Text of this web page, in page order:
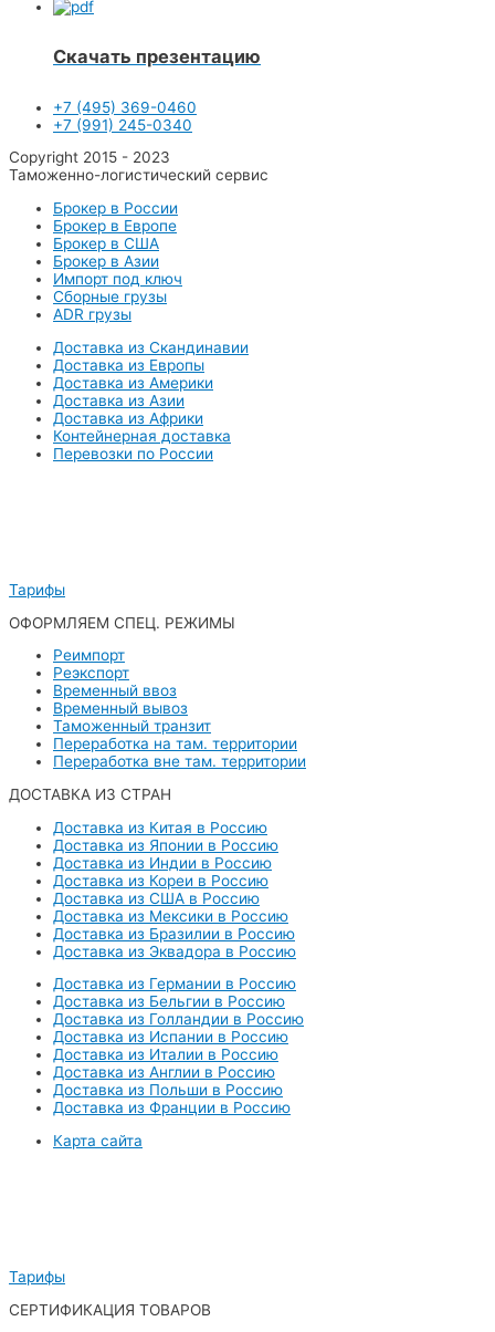
Скачать презентацию
+7 (495) 369-0460
+7 (991) 245-0340
Copyright 2015 - 2023
Таможенно-логистический сервис
Брокер в России
Брокер в Европе
Брокер в США
Брокер в Азии
Импорт под ключ
Сборные грузы
ADR грузы
Доставка из Скандинавии
Доставка из Европы
Доставка из Америки
Доставка из Азии
Доставка из Африки
Контейнерная доставка
Перевозки по России
Тарифы
ОФОРМЛЯЕМ СПЕЦ. РЕЖИМЫ
Реимпорт
Реэкспорт
Временный ввоз
Временный вывоз
Таможенный транзит
Переработка на там. территории
Переработка вне там. территории
ДОСТАВКА ИЗ СТРАН
Доставка из Китая в Россию
Доставка из Японии в Россию
Доставка из Индии в Россию
Доставка из Кореи в Россию
Доставка из США в Россию
Доставка из Мексики в Россию
Доставка из Бразилии в Россию
Доставка из Эквадора в Россию
Доставка из Германии в Россию
Доставка из Бельгии в Россию
Доставка из Голландии в Россию
Доставка из Испании в Россию
Доставка из Италии в Россию
Доставка из Англии в Россию
Доставка из Польши в Россию
Доставка из Франции в Россию
Карта сайта
Тарифы
СЕРТИФИКАЦИЯ ТОВАРОВ